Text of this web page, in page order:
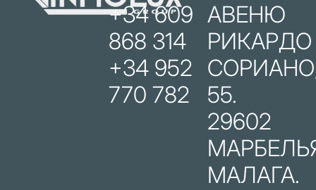
+34 609
868 314
+34 952
770 782
АВЕНЮ
РИКАРДО
55.
29602
МАЛАГА.